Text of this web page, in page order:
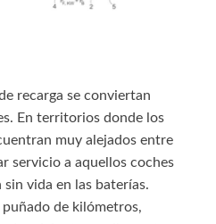
recarga se conviertan
En territorios donde los
muy alejados entre
servicio a aquellos coches
vida en las baterías.
de kilómetros,